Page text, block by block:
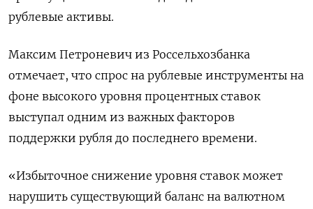
рублевые активы.
Максим Петроневич из Россельхозбанка
отмечает, что спрос на рублевые инструменты на
фоне высокого уровня процентных ставок
выступал одним из важных факторов
поддержки рубля до последнего времени.
«Избыточное снижение уровня ставок может
нарушить существующий баланс на валютном